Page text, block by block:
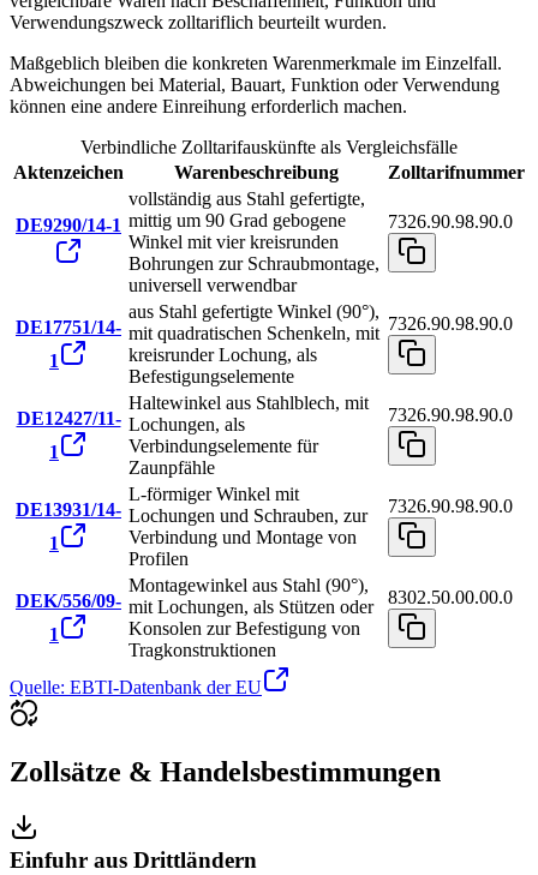
Verwendungszweck zolltariflich beurteilt wurden.
Maßgeblich bleiben die konkreten Warenmerkmale im Einzelfall.
Abweichungen bei Material, Bauart, Funktion oder Verwendung
können eine andere Einreihung erforderlich machen.
Verbindliche Zolltarifauskünfte als Vergleichsfälle
Aktenzeichen
Warenbeschreibung Zolltarifnummer
DE9290/14-1
vollständig aus Stahl gefertigte,
mittig um 90 Grad gebogene
Winkel mit vier kreisrunden
Bohrungen zur Schraubmontage,
universell verwendbar
7326.90.98.90.0
DE17751/14-
1
aus Stahl gefertigte Winkel (90°),
mit quadratischen Schenkeln, mit
kreisrunder Lochung, als
Befestigungselemente
7326.90.98.90.0
DE12427/11-
1
Haltewinkel aus Stahlblech, mit
Lochungen, als
Verbindungselemente für
Zaunpfähle
7326.90.98.90.0
DE13931/14-
1
L-förmiger Winkel mit
Lochungen und Schrauben, zur
Verbindung und Montage von
Profilen
7326.90.98.90.0
DEK/556/09-
1
Montagewinkel aus Stahl (90°),
mit Lochungen, als Stützen oder
Konsolen zur Befestigung von
Tragkonstruktionen
8302.50.00.00.0
Quelle: EBTI-Datenbank der EU
Zollsätze & Handelsbestimmungen
Einfuhr aus Drittländern